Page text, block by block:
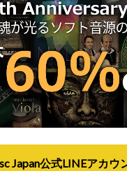
Japan公式LINEアカウ
受け取れます